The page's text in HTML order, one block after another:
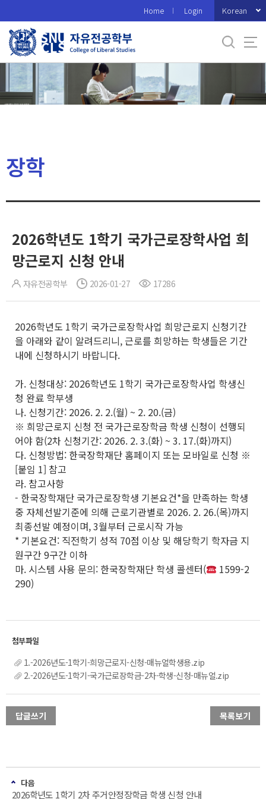
로
메
Home Login Korean
장학
2026학년도 1학기 국가근로장학사업 희
망근로지 신청 안내
자유전공학부 2026-01-27 17286
2026학년도 1학기 국가근로장학사업 희망근로지 신청기간
을 아래와 같이 알려드리니, 근로를 희망하는 학생들은 기간
내에 신청하시기 바랍니다.
가. 신청대상: 2026학년도 1학기 국가근로장학사업 학생신
청 완료 학부생
나. 신청기간: 2026. 2. 2.(월) ~ 2. 20.(금)
※ 희망근로지 신청 전 국가근로장학금 학생 신청이 선행되
어야 함(2차 신청기간: 2026. 2. 3.(화) ~ 3. 17.(화)까지)
다. 신청방법: 한국장학재단 홈페이지 또는 모바일로 신청 ※
[붙임 1] 참고
라. 참고사항
- 한국장학재단 국가근로장학생 기본요건*을 만족하는 학생
중 자체선발기준에 의해 근로기관별로 2026. 2. 26.(목)까지
최종선발 예정이며, 3월부터 근로시작 가능
* 기본요건: 직전학기 성적 70점 이상 및 해당학기 학자금 지
원구간 9구간 이하
마. 시스템 사용 문의: 한국장학재단 학생 콜센터(
1599-2
290)
1.-2026년도-1학기-희망근로지-신청-매뉴얼학생용.zip
2.-2026년도-1학기-국가근로장학금-2차-학생-신청-매뉴얼.zip
답글쓰기 목록보기
다음
2026학년도 1학기 2차 주거안정장학금 학생 신청 안내